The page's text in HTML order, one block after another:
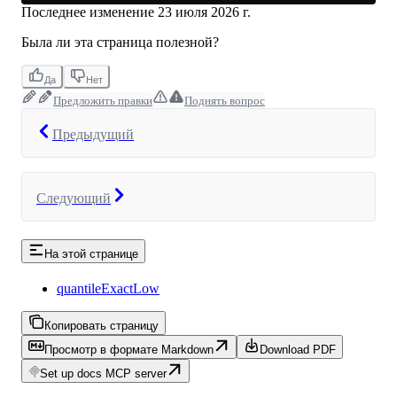
Последнее изменение 23 июля 2026 г.
Была ли эта страница полезной?
Да Нет
Предложить правки Поднять вопрос
Предыдущий
Следующий
На этой странице
quantileExactLow
Копировать страницу
Просмотр в формате Markdown
Download PDF
Set up docs MCP server